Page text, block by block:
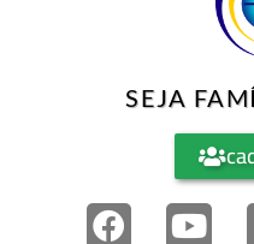
SEJA